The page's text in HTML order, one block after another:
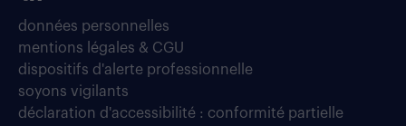
données personnelles
mentions légales & CGU
dispositifs d'alerte professionnelle
soyons vigilants
déclaration d'accessibilité : conformité partielle